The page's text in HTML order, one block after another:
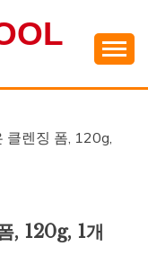
클렌징 폼, 120g,
, 120g, 1개